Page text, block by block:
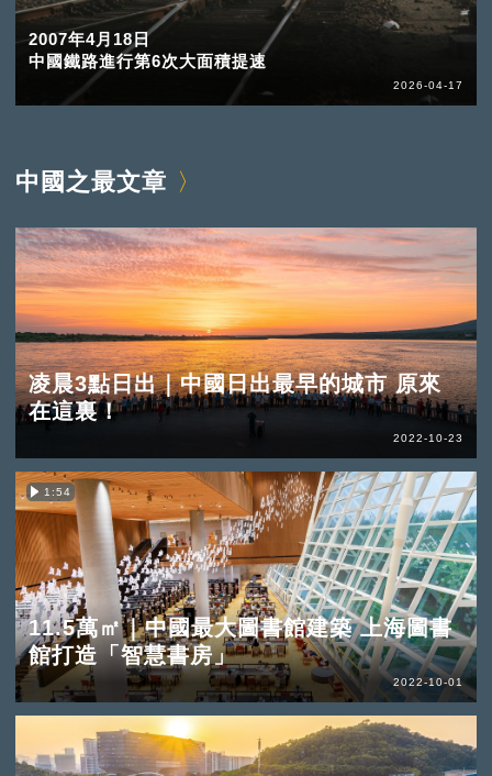
2007年4月18日
中國鐵路進行第6次大面積提速
2026-04-17
中國之最文章
凌晨3點日出｜中國日出最早的城市 原來
在這裏！
2022-10-23
1:54
11.5萬㎡｜中國最大圖書館建築 上海圖書
館打造「智慧書房」
2022-10-01